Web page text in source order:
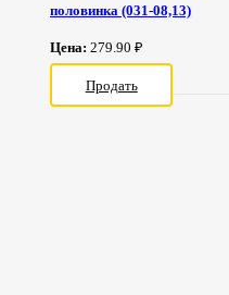
половинка (031-08,13)
Цена:279.90 ₽
Продать